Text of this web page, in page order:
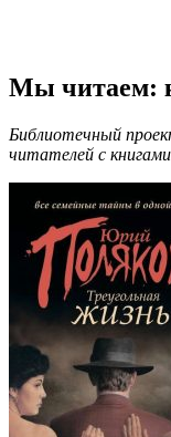
Мы читаем:
Библиотечный
читателей с книгами